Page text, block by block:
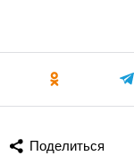
Поделиться